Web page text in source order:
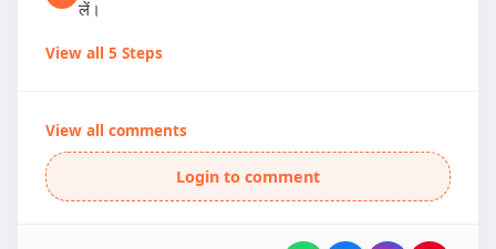
लें।
View all 5 Steps
View all comments
Login to comment